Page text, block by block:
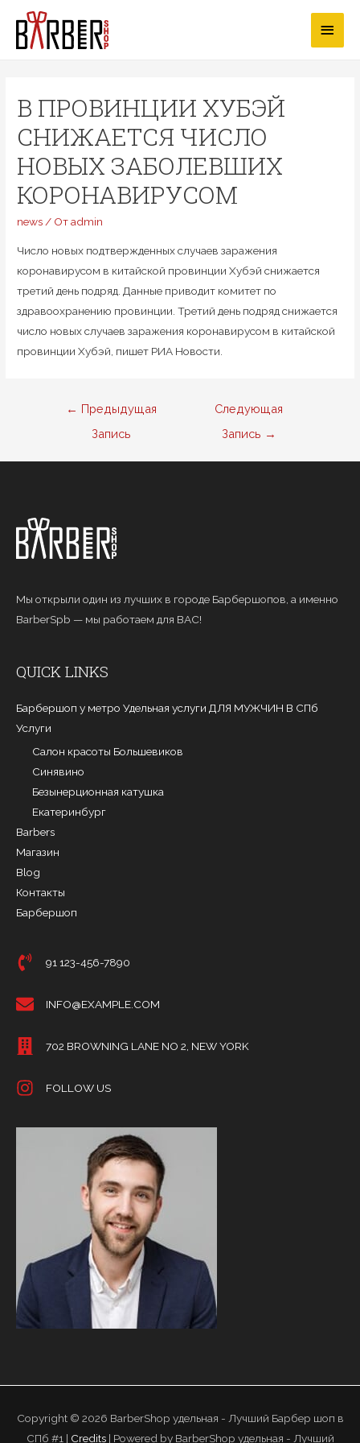
Перейти
содержимому
В ПРОВИНЦИИ ХУБЭЙ
СНИЖАЕТСЯ ЧИСЛО
НОВЫХ ЗАБОЛЕВШИХ
КОРОНАВИРУСОМ
news/ Отadmin
Число новых подтвержденных случаев заражения
коронавирусом в китайской провинции Хубэй снижается
третий день подряд. Данные приводит комитет по
здравоохранению провинции. Третий день подряд снижается
число новых случаев заражения коронавирусом в китайской
провинции Хубэй, пишет РИА Новости.
Навигация
← Предыдущая
Запись
Следующая
Запись →
Мы открыли один из лучших в городе Барбершопов, а именно
BarberSpb — мы работаем для ВАС!
QUICK LINKS
Барбершоп у метро Удельная услуги ДЛЯ МУЖЧИН В СПб
Услуги
Салон красоты Большевиков
Синявино
Безынерционная катушка
Екатеринбург
Barbers
Магазин
Blog
Контакты
Барбершоп
91 123-456-7890
INFO@EXAMPLE.COM
702 BROWNING LANE NO 2, NEW YORK
FOLLOW US
Copyright © 2026 BarberShop удельная - Лучший Барбер шоп в
СПб #1 | Credits| Powered by BarberShop удельная - Лучший